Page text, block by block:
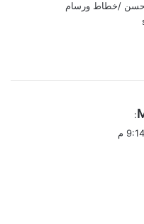
حسن /خطاط ورسام
: